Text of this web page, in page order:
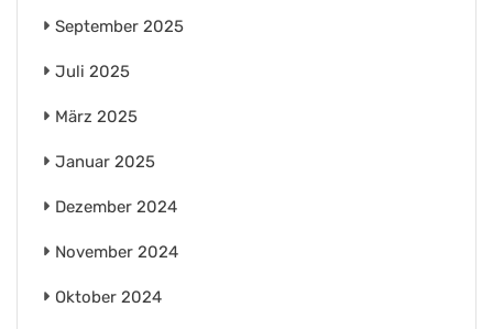
September 2025
Juli 2025
März 2025
Januar 2025
Dezember 2024
November 2024
Oktober 2024